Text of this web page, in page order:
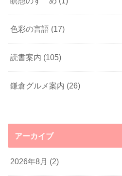
色彩の言語 (17)
読書案内 (105)
鎌倉グルメ案内 (26)
アーカイブ
2026年8月 (2)